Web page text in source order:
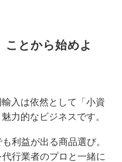
ことから始めよ
入は依然として「小資
力的なビジネスです。
も利益が出る商品選び。
行業者のプロと一緒に